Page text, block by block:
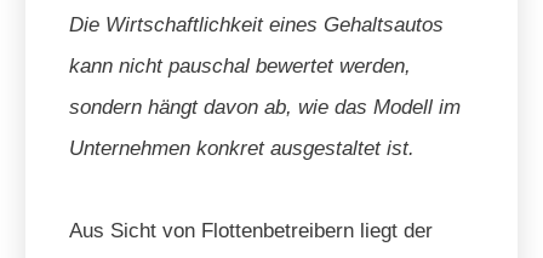
Die Wirtschaftlichkeit eines Gehaltsautos
kann nicht pauschal bewertet werden,
sondern hängt davon ab, wie das Modell im
Unternehmen konkret ausgestaltet ist.
Aus Sicht von Flottenbetreibern liegt der